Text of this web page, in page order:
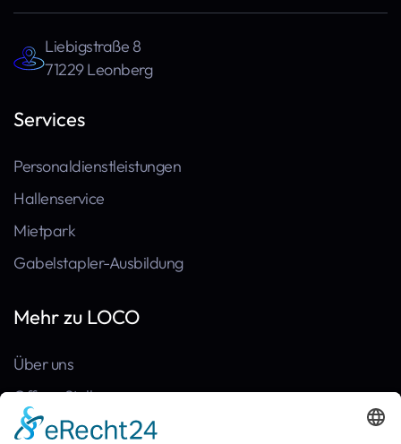
Liebigstraße 8
71229 Leonberg
Services
Personaldienstleistungen
Hallenservice
Mietpark
Gabelstapler-Ausbildung
Mehr zu LOCO
Über uns
Offene Stellen
Kontakt